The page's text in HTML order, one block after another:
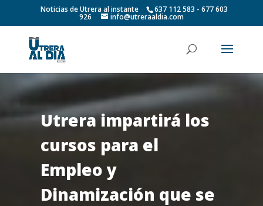
Noticias de Utrera al instante 637 112 583 - 677 603
926 info@utreraaldia.com
Utrera impartirá los
cursos para el
Empleo y
Dinamización que se